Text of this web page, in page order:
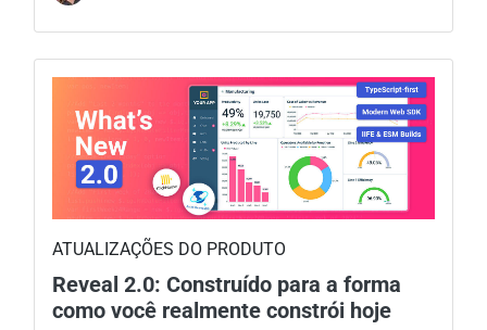
ATUALIZAÇÕES DO PRODUTO
Reveal 2.0: Construído para a forma
como você realmente constrói hoje